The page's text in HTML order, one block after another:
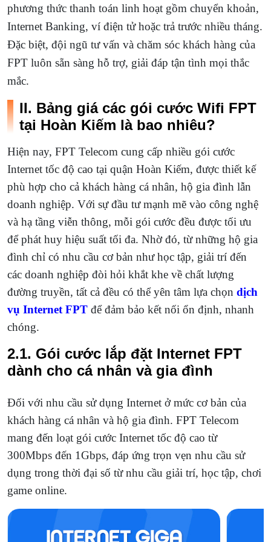
phương thức thanh toán linh hoạt gồm chuyển khoản,
Internet Banking, ví điện tử hoặc trả trước nhiều tháng.
Đặc biệt, đội ngũ tư vấn và chăm sóc khách hàng của
FPT luôn sẵn sàng hỗ trợ, giải đáp tận tình mọi thắc
mắc.
II. Bảng giá các gói cước Wifi FPT
tại Hoàn Kiếm là bao nhiêu?
Hiện nay, FPT Telecom cung cấp nhiều gói cước
Internet tốc độ cao tại quận Hoàn Kiếm, được thiết kế
phù hợp cho cả khách hàng cá nhân, hộ gia đình lẫn
doanh nghiệp. Với sự đầu tư mạnh mẽ vào công nghệ
và hạ tầng viễn thông, mỗi gói cước đều được tối ưu
để phát huy hiệu suất tối đa. Nhờ đó, từ những hộ gia
đình chỉ có nhu cầu cơ bản như học tập, giải trí đến
các doanh nghiệp đòi hỏi khắt khe về chất lượng
đường truyền, tất cả đều có thể yên tâm lựa chọn dịch
vụ Internet FPT để đảm bảo kết nối ổn định, nhanh
chóng.
2.1. Gói cước lắp đặt Internet FPT
dành cho cá nhân và gia đình
Đối với nhu cầu sử dụng Internet ở mức cơ bản của
khách hàng cá nhân và hộ gia đình. FPT Telecom
mang đến loạt gói cước Internet tốc độ cao từ
300Mbps đến 1Gbps, đáp ứng trọn vẹn nhu cầu sử
dụng trong thời đại số từ nhu cầu giải trí, học tập, chơi
game online.